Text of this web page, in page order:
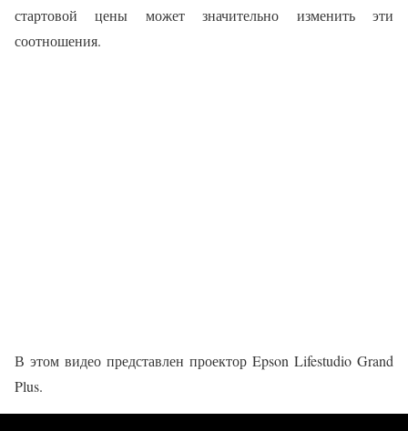
стартовой цены может значительно изменить эти
соотношения.
В этом видео представлен проектор Epson Lifestudio Grand
Plus.